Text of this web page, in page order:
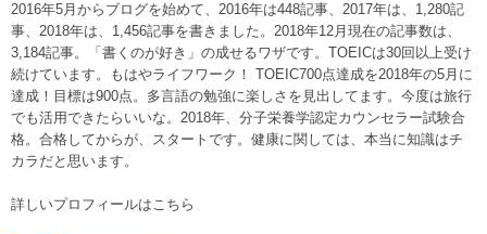
2016年5月からブログを始めて、2016年は448記事、2017年は、1,280記
事、2018年は、1,456記事を書きました。2018年12月現在の記事数は、
3,184記事。「書くのが好き」の成せるワザです。TOEICは30回以上受け
続けています。もはやライフワーク！ TOEIC700点達成を2018年の5月に
達成！目標は900点。多言語の勉強に楽しさを見出してます。今度は旅行
でも活用できたらいいな。2018年、分子栄養学認定カウンセラー試験合
格。合格してからが、スタートです。健康に関しては、本当に知識はチ
カラだと思います。
詳しいプロフィールはこちら